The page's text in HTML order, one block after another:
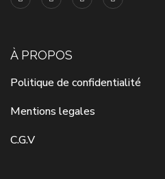
À PROPOS
Politique de confidentialité
Mentions legales
C.G.V